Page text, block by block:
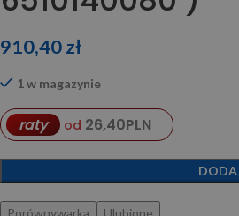
910,40zł
1 w magazynie
raty od 26,40PLN
Porównywarka Ulubione